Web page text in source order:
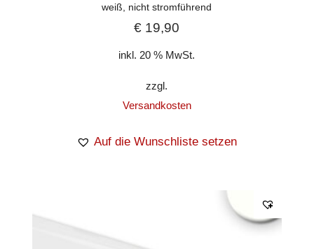
weiß, nicht stromführend
€ 19,90
inkl. 20 % MwSt.
zzgl.
Versandkosten
Auf die Wunschliste setzen